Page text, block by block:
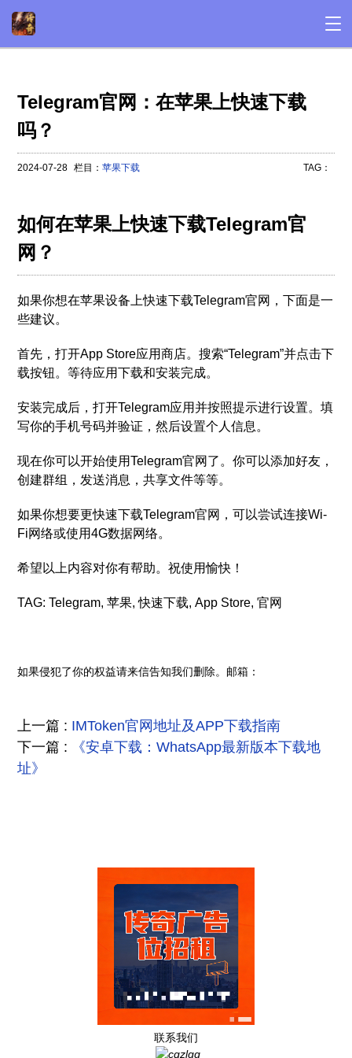
Telegram官网：在苹果上快速下载
吗？
2024-07-28 栏目：苹果下载 TAG：
如何在苹果上快速下载Telegram官
网？
如果你想在苹果设备上快速下载Telegram官网，下面是一
些建议。
首先，打开App Store应用商店。搜索“Telegram”并点击下
载按钮。等待应用下载和安装完成。
安装完成后，打开Telegram应用并按照提示进行设置。填
写你的手机号码并验证，然后设置个人信息。
现在你可以开始使用Telegram官网了。你可以添加好友，
创建群组，发送消息，共享文件等等。
如果你想要更快速下载Telegram官网，可以尝试连接Wi-
Fi网络或使用4G数据网络。
希望以上内容对你有帮助。祝使用愉快！
TAG: Telegram, 苹果, 快速下载, App Store, 官网
如果侵犯了你的权益请来信告知我们删除。邮箱：
上一篇 : IMToken官网地址及APP下载指南
下一篇 :
《安卓下载：WhatsApp最新版本下载地
址》
联系我们